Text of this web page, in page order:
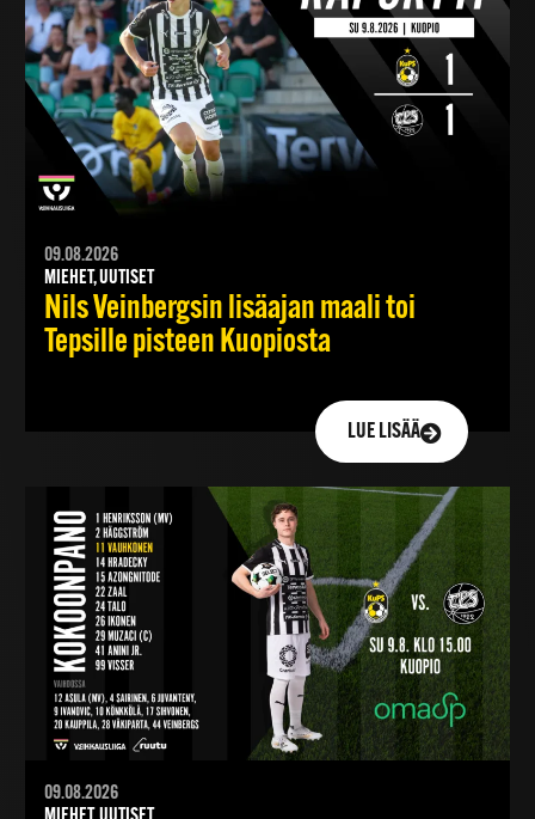
09.08.2026
MIEHET, UUTISET
Nils Veinbergsin lisäajan maali toi
Tepsille pisteen Kuopiosta
LUE LISÄÄ
09.08.2026